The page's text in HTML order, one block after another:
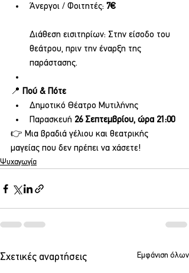
Άνεργοι / Φοιτητές: 7€
Διάθεση εισιτηρίων: Στην είσοδο του
θεάτρου, πριν την έναρξη της
παράστασης.
📍 Πού & Πότε
Δημοτικό Θέατρο Μυτιλήνης
Παρασκευή 26 Σεπτεμβρίου, ώρα 21:00
👉 Μια βραδιά γέλιου και θεατρικής
μαγείας που δεν πρέπει να χάσετε!
Ψυχαγωγία
Σχετικές αναρτήσεις Εμφάνιση όλων